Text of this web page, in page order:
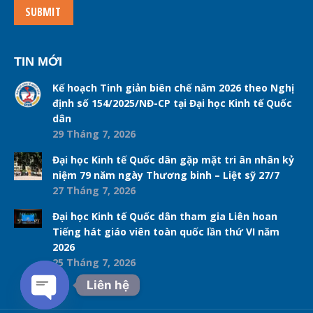
SUBMIT
TIN MỚI
Kế hoạch Tinh giản biên chế năm 2026 theo Nghị
định số 154/2025/NĐ-CP tại Đại học Kinh tế Quốc
dân
29 Tháng 7, 2026
Đại học Kinh tế Quốc dân gặp mặt tri ân nhân kỷ
niệm 79 năm ngày Thương binh – Liệt sỹ 27/7
27 Tháng 7, 2026
Đại học Kinh tế Quốc dân tham gia Liên hoan
Tiếng hát giáo viên toàn quốc lần thứ VI năm
2026
25 Tháng 7, 2026
Liên hệ